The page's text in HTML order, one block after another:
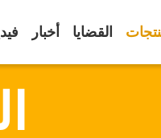
القضايا أخبار